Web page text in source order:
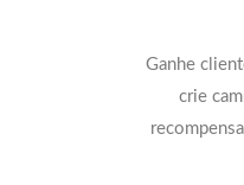
Ganhe
crie